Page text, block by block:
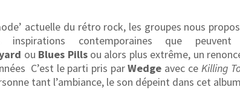
actuelle du rétro rock, les groupes nous
inspirations contemporaines que
ou Blues Pillsou alors plus extrême, un
C’est le parti pris parWedge avec ce Killing
tant l’ambiance, le son dépeint dans cet